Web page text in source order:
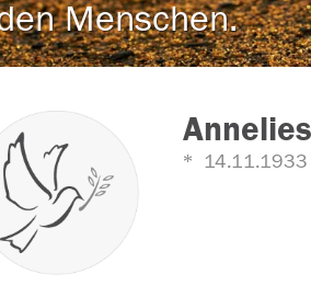
Menschen.
14.11.1933